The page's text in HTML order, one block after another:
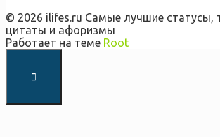
© 2026 ilifes.ru Самые лучшие статусы,
цитаты и афоризмы
Работает на теме Root